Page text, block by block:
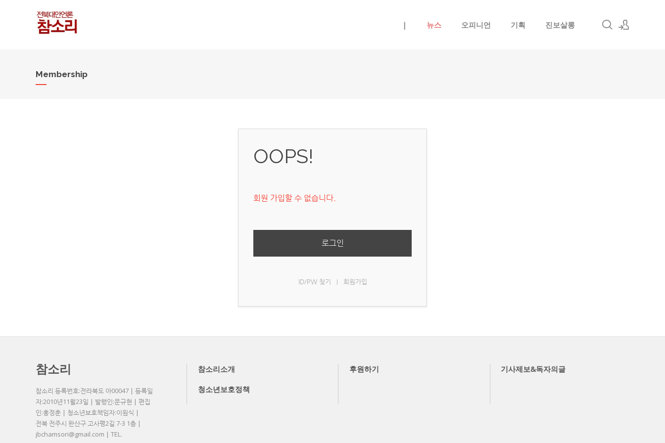
| 뉴스 오피니언 기획 진보살롱
Membership
OOPS!
회원 가입할 수 없습니다.
로그인
ID/PW 찾기 회원가입
참소리
참소리 등록번호:전라북도 아00047 | 등록일
자:2010년11월23일 | 발행인:문규현 | 편집
인:홍정훈 | 청소년보호책임자:이원식 |
전북 전주시 완산구 고사평2길 7-3 1층 |
jbchamsori@gmail.com | TEL.
참소리소개 후원하기 기사제보&독자의글
청소년보호정책